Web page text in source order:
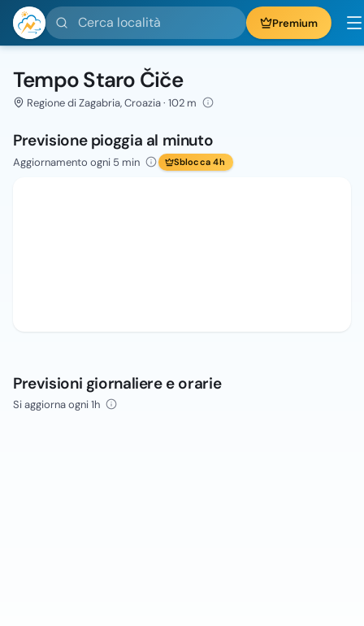
Cerca località Premium
Tempo Staro Čiče
Regione di Zagabria, Croazia · 102 m
Previsione pioggia al minuto
Aggiornamento ogni 5 min Sblocca 4h
Previsioni giornaliere e orarie
Si aggiorna ogni 1h